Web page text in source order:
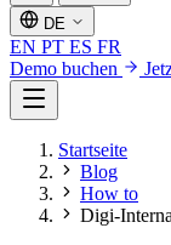
DE
EN PT ES FR
Demo buchen
Startseite
Blog
How to
Digi-